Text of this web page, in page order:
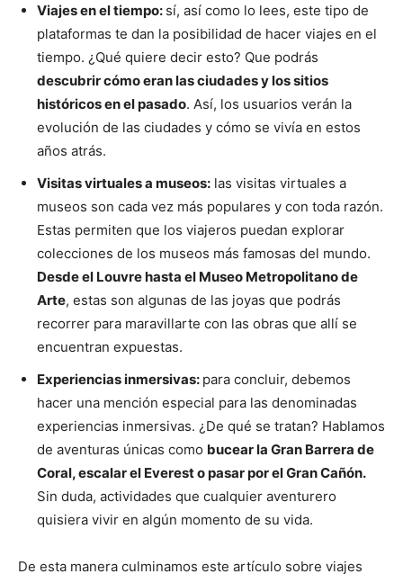
Viajes en el tiempo: sí, así como lo lees, este tipo de
plataformas te dan la posibilidad de hacer viajes en el
tiempo. ¿Qué quiere decir esto? Que podrás
descubrir cómo eran las ciudades y los sitios
históricos en el pasado. Así, los usuarios verán la
evolución de las ciudades y cómo se vivía en estos
años atrás.
Visitas virtuales a museos: las visitas virtuales a
museos son cada vez más populares y con toda razón.
Estas permiten que los viajeros puedan explorar
colecciones de los museos más famosas del mundo.
Desde el Louvre hasta el Museo Metropolitano de
Arte, estas son algunas de las joyas que podrás
recorrer para maravillarte con las obras que allí se
encuentran expuestas.
Experiencias inmersivas: para concluir, debemos
hacer una mención especial para las denominadas
experiencias inmersivas. ¿De qué se tratan? Hablamos
de aventuras únicas como bucear la Gran Barrera de
Coral, escalar el Everest o pasar por el Gran Cañón.
Sin duda, actividades que cualquier aventurero
quisiera vivir en algún momento de su vida.
De esta manera culminamos este artículo sobre viajes